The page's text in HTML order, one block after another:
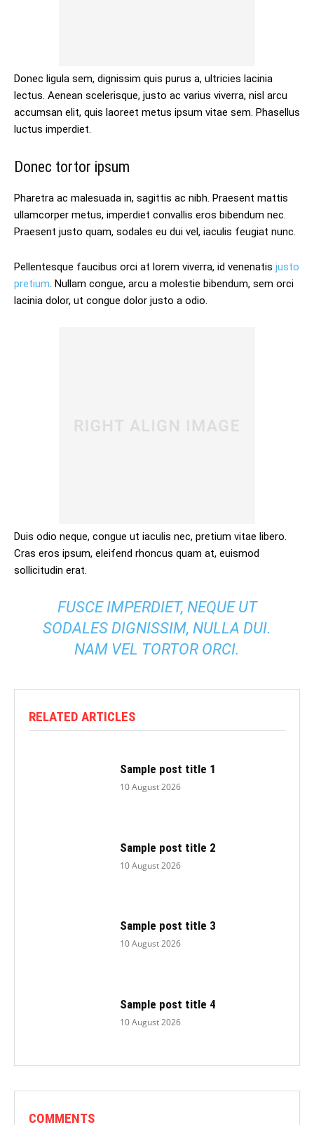
Donec ligula sem, dignissim quis purus a, ultricies lacinia
lectus. Aenean scelerisque, justo ac varius viverra, nisl arcu
accumsan elit, quis laoreet metus ipsum vitae sem. Phasellus
luctus imperdiet.
Donec tortor ipsum
Pharetra ac malesuada in, sagittis ac nibh. Praesent mattis
ullamcorper metus, imperdiet convallis eros bibendum nec.
Praesent justo quam, sodales eu dui vel, iaculis feugiat nunc.
Pellentesque faucibus orci at lorem viverra, id venenatis justo
pretium. Nullam congue, arcu a molestie bibendum, sem orci
lacinia dolor, ut congue dolor justo a odio.
Duis odio neque, congue ut iaculis nec, pretium vitae libero.
Cras eros ipsum, eleifend rhoncus quam at, euismod
sollicitudin erat.
FUSCE IMPERDIET, NEQUE UT
SODALES DIGNISSIM, NULLA DUI.
NAM VEL TORTOR ORCI.
RELATED ARTICLES
Sample post title 1
10 August 2026
Sample post title 2
10 August 2026
Sample post title 3
10 August 2026
Sample post title 4
10 August 2026
COMMENTS